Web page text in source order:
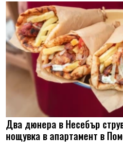
Два дюнера в Несебър
нощувка в апартамент в